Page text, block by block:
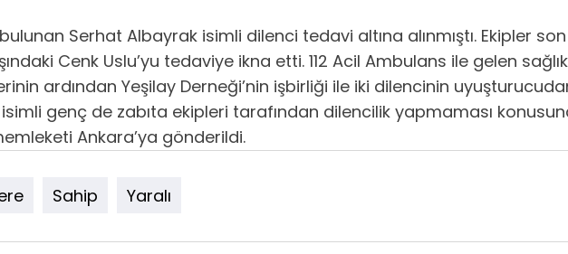
Serhat Albayrak isimli dilenci tedavi altına alınmıştı. Ekipler
Cenk Uslu’yu tedaviye ikna etti. 112 Acil Ambulans ile gelen
ardından Yeşilay Derneği’nin işbirliği ile iki dilencinin
genç de zabıta ekipleri tarafından dilencilik yapmaması
Ankara’ya gönderildi.
Sahip Yaralı